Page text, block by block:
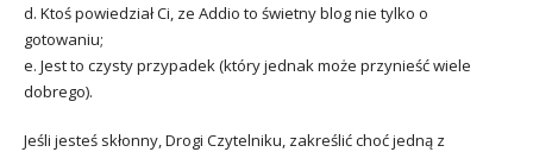
d. Ktoś powiedział Ci, ze Addio to świetny blog nie tylko o
gotowaniu;
e. Jest to czysty przypadek (który jednak może przynieść wiele
dobrego).
Jeśli jesteś skłonny, Drogi Czytelniku, zakreślić choć jedną z